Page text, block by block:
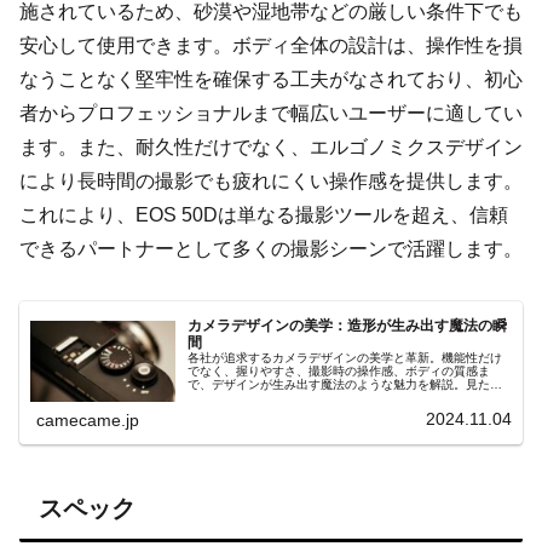
施されているため、砂漠や湿地帯などの厳しい条件下でも
安心して使用できます。ボディ全体の設計は、操作性を損
なうことなく堅牢性を確保する工夫がなされており、初心
者からプロフェッショナルまで幅広いユーザーに適してい
ます。また、耐久性だけでなく、エルゴノミクスデザイン
により長時間の撮影でも疲れにくい操作感を提供します。
これにより、EOS 50Dは単なる撮影ツールを超え、信頼
できるパートナーとして多くの撮影シーンで活躍します。
カメラデザインの美学：造形が生み出す魔法の瞬
間
各社が追求するカメラデザインの美学と革新。機能性だけ
でなく、握りやすさ、撮影時の操作感、ボディの質感ま
で、デザインが生み出す魔法のような魅力を解説。見た目
camecame.jp 2024.11.04
スペック